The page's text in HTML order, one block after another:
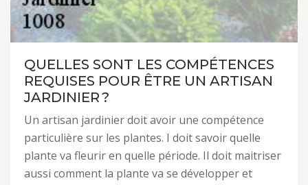
QUELLES SONT LES COMPÉTENCES
REQUISES POUR ÊTRE UN ARTISAN
JARDINIER ?
Un artisan jardinier doit avoir une compétence
particulière sur les plantes. I doit savoir quelle
plante va fleurir en quelle période. Il doit maitriser
aussi comment la plante va se développer et